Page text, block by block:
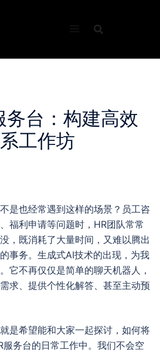
务台：构建高效
工作坊
是也经常遇到这样的场景？员工咨
福利申请等问题时，HR团队常常
，既消耗了大量时间，又难以腾出
事务。生成式AI技术的出现，为我
它不再仅仅是简单的聊天机器人，
求、提供个性化解答、甚至主动预
是希望能和大家一起探讨，如何将
务台的日常工作中。我们不会空